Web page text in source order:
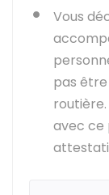
Vous
pas
avec ce